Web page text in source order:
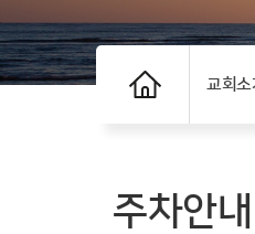
교회소
주차안내